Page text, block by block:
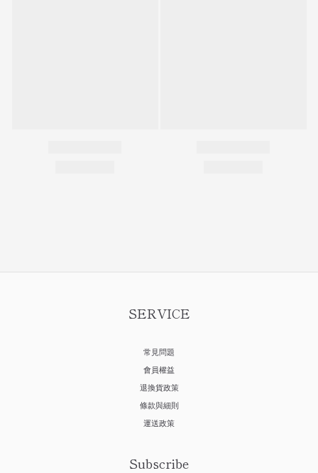
SERVICE
常見問題
會員權益
退換貨政策
條款與細則
運送政策
Subscribe